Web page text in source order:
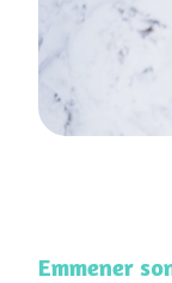
Emmener